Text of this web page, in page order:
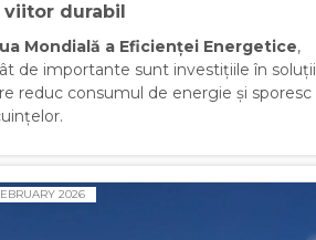
viitor durabil
Mondială a Eficienței Energetice,
de importante sunt investițiile în soluții
reduc consumul de energie și sporesc
2026